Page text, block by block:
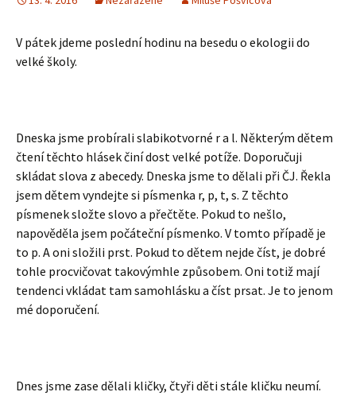
V pátek jdeme poslední hodinu na besedu o ekologii do
velké školy.
Dneska jsme probírali slabikotvorné r a l. Některým dětem
čtení těchto hlásek činí dost velké potíže. Doporučuji
skládat slova z abecedy. Dneska jsme to dělali při ČJ. Řekla
jsem dětem vyndejte si písmenka r, p, t, s. Z těchto
písmenek složte slovo a přečtěte. Pokud to nešlo,
napověděla jsem počáteční písmenko. V tomto případě je
to p. A oni složili prst. Pokud to dětem nejde číst, je dobré
tohle procvičovat takovýmhle způsobem. Oni totiž mají
tendenci vkládat tam samohlásku a číst prsat. Je to jenom
mé doporučení.
Dnes jsme zase dělali kličky, čtyři děti stále kličku neumí.